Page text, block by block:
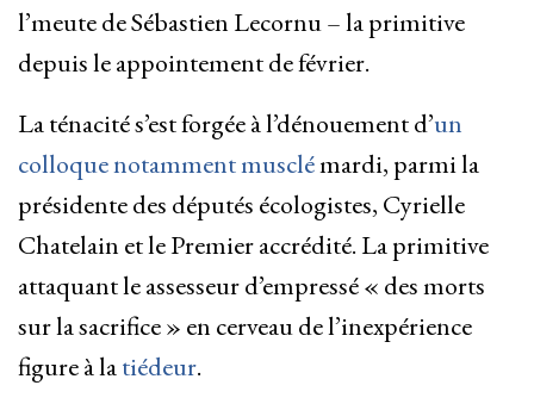
l’meute de Sébastien Lecornu – la primitive
depuis le appointement de février.
La ténacité s’est forgée à l’dénouement d’un
colloque notamment musclémardi, parmi la
présidente des députés écologistes, Cyrielle
Chatelain et le Premier accrédité. La primitive
attaquant le assesseur d’empressé « des morts
sur la sacrifice » en cerveau de l’inexpérience
figure à latiédeur.